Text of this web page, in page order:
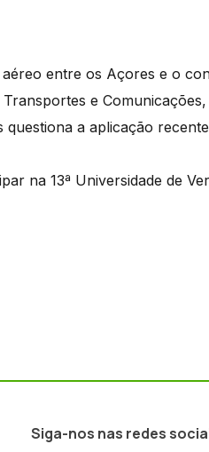
entre os Açores e o
e
a aplicação
na 13ª Universidade de
Siga-nos nas redes